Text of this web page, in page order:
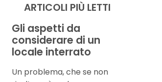
ARTICOLI PIÙ LETTI
Gli aspetti da
considerare di un
locale interrato
Un problema, che se non